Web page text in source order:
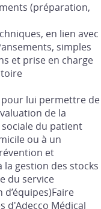
(préparation,
en lien avec
simples
et prise en charge
lui permettre de
de la
du patient
ou à un
et
gestion des stocks
du service
d'Adecco Médical